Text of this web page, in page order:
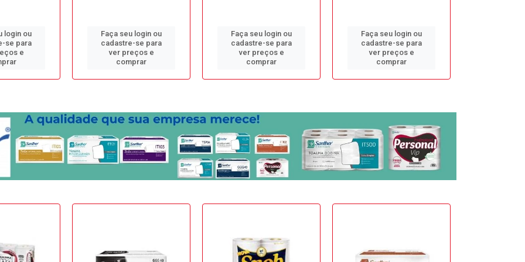
login ou
se para
e
Faça seu login ou
cadastre-se para
ver preços e
comprar
Faça seu login ou
cadastre-se para
ver preços e
comprar
Faça seu login ou
cadastre-se para
ver preços e
comprar